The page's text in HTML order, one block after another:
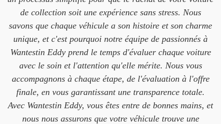
de collection soit une expérience sans stress. Nous
savons que chaque véhicule a son histoire et son charme
unique, et c'est pourquoi notre équipe de passionnés à
Wantestin Eddy prend le temps d'évaluer chaque voiture
avec le soin et l'attention qu'elle mérite. Nous vous
accompagnons à chaque étape, de l'évaluation à l'offre
finale, en vous garantissant une transparence totale.
Avec Wantestin Eddy, vous êtes entre de bonnes mains, et
nous nous assurons que votre véhicule trouve une